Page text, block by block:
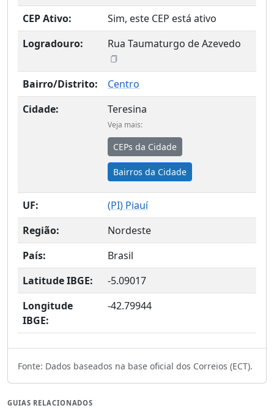
CEP Ativo:
Sim, este CEP está ativo
Logradouro:
Rua Taumaturgo de Azevedo
Bairro/Distrito:
Centro
Cidade:
Teresina
Veja mais:
CEPs da Cidade
Bairros da Cidade
UF: (PI) Piauí
Região:
Nordeste
País:
Brasil
Latitude IBGE:
-5.09017
Longitude
IBGE:
-42.79944
Fonte: Dados baseados na base oficial dos Correios (ECT).
GUIAS RELACIONADOS